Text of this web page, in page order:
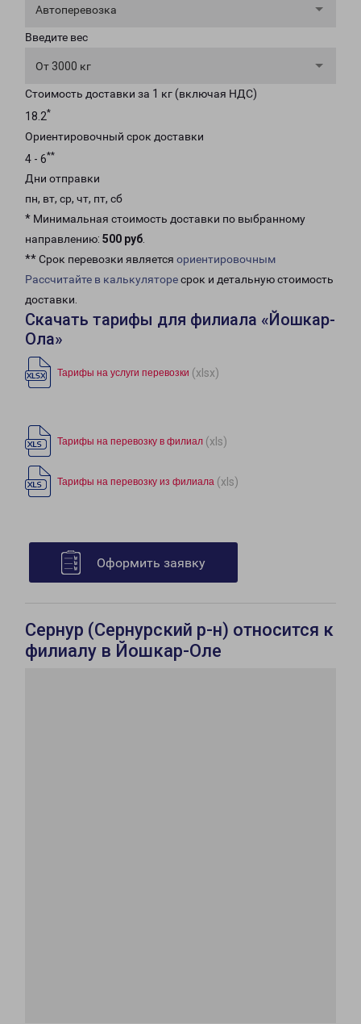
Автоперевозка
Введите вес
От 3000 кг
Стоимость доставки за 1 кг (включая НДС)
18.2*
Ориентировочный срок доставки
4 - 6**
Дни отправки
пн, вт, ср, чт, пт, сб
* Минимальная стоимость доставки по выбранному
направлению: 500 руб.
** Срок перевозки является ориентировочным
Рассчитайте в калькуляторесрок и детальную стоимость
доставки.
Скачать тарифы для филиала «Йошкар-
Ола»
Тарифы на услуги перевозки (xlsx)
Тарифы на перевозку в филиал (xls)
Тарифы на перевозку из филиала (xls)
Оформить заявку
Сернур (Сернурский р-н) относится к
филиалу в Йошкар-Оле